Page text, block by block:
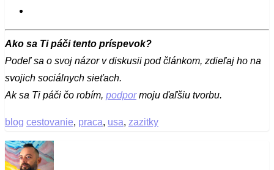
Ako sa Ti páči tento príspevok?
Podeľ sa o svoj názor v diskusii pod článkom, zdieľaj ho na
svojich sociálnych sieťach.
Ak sa Ti páči čo robím, podpormoju ďaľšiu tvorbu.
blog cestovanie, praca, usa, zazitky